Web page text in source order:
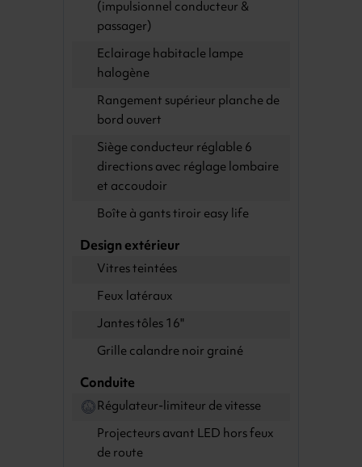
(impulsionnel conducteur &
passager)
Eclairage habitacle lampe
halogène
Rangement supérieur planche de
bord ouvert
Siège conducteur réglable 6
directions avec réglage lombaire
et accoudoir
Boîte à gants tiroir easy life
Design extérieur
Vitres teintées
Feux latéraux
Jantes tôles 16"
Grille calandre noir grainé
Conduite
Régulateur-limiteur de vitesse
Projecteurs avant LED hors feux
de route